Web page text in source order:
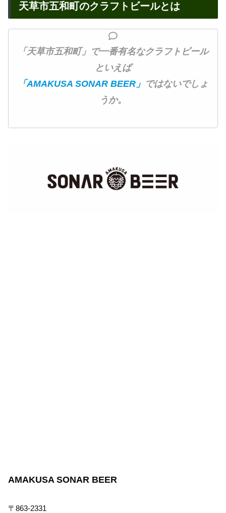
天草市五和町のクラフトビールとは
「天草市五和町」で一番有名なクラフトビール
といえば
「AMAKUSA SONAR BEER」 ではないでしょ
うか。
AMAKUSA SONAR BEER
〒863-2331